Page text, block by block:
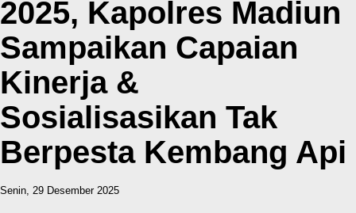
2025, Kapolres Madiun
Sampaikan Capaian
Kinerja &
Sosialisasikan Tak
Berpesta Kembang Api
Senin, 29 Desember 2025